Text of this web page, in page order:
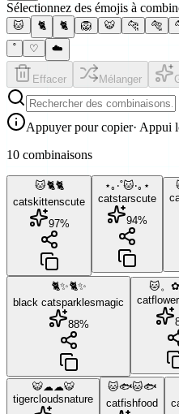
Sélectionnez des émojis à
🐱 🐈 🐈 🦁 🐯 🐆 🐅
˚
♡ ☁️
Effacer Mélanger
Appuyer pour copier· Appui
10 combinaisons
🐱🐈🐈
cats kittenscute
97%
⋆｡‧˚🐱‧｡⋆
catstarscute
94%
🐈✨🐈✨
black catsparklesmagic
88%
🐱。
cat
🐯☁☁🐯
tigercloudsnature
🐱🐟🐱🐟
catfishfood